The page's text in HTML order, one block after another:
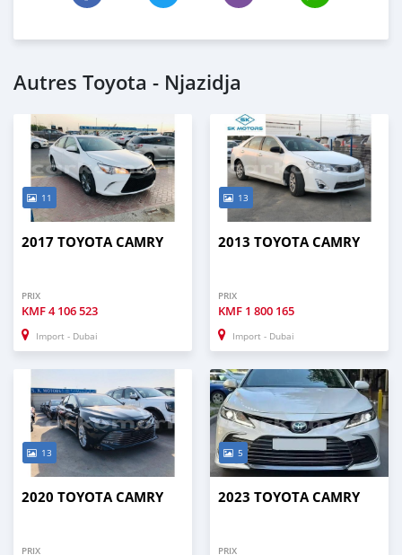
Autres Toyota - Njazidja
11
2017 TOYOTA CAMRY
PRIX
KMF4 106 523
Import - Dubai
13
2013 TOYOTA CAMRY
PRIX
KMF 1 800 165
Import - Dubai
13
2020 TOYOTA CAMRY
PRIX
5
2023 TOYOTA CAMRY
PRIX